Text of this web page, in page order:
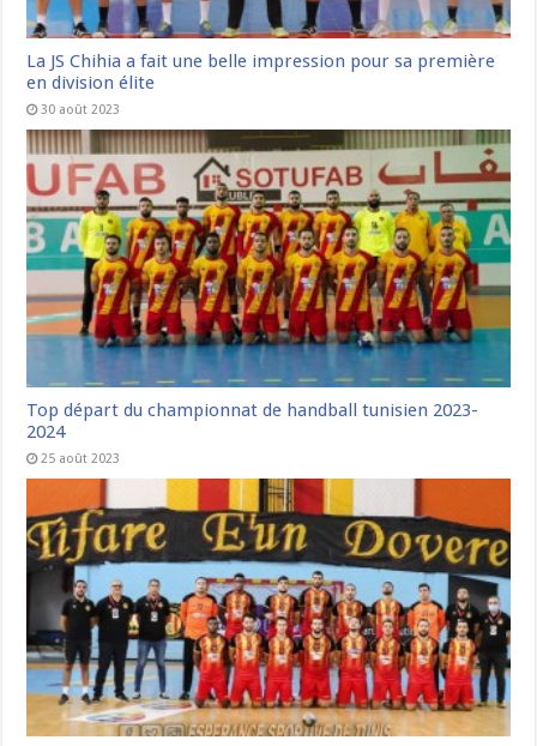
La JS Chihia a fait une belle impression pour sa première
en division élite
30 août 2023
Top départ du championnat de handball tunisien 2023-
2024
25 août 2023